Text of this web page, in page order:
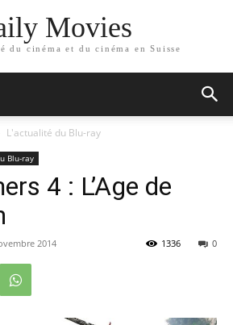
Movies
du cinéma et du cinéma en Suisse
L'actualité du Blu-ray
Blu-ray
4 : L’Age de
2014 0
1336